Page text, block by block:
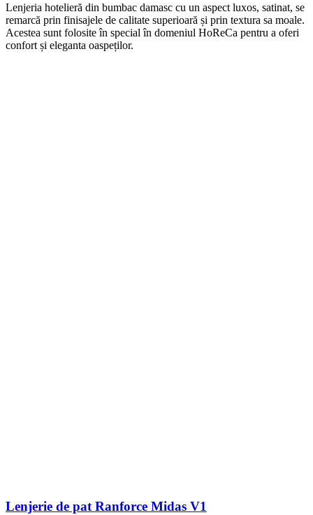
Lenjeria hotelieră din bumbac damasc cu un aspect luxos, satinat, se
remarcă prin finisajele de calitate superioară și prin textura sa moale.
Acestea sunt folosite în special în domeniul HoReCa pentru a oferi
confort și eleganta oaspeților.
Lenjerie de pat Ranforce Midas V1